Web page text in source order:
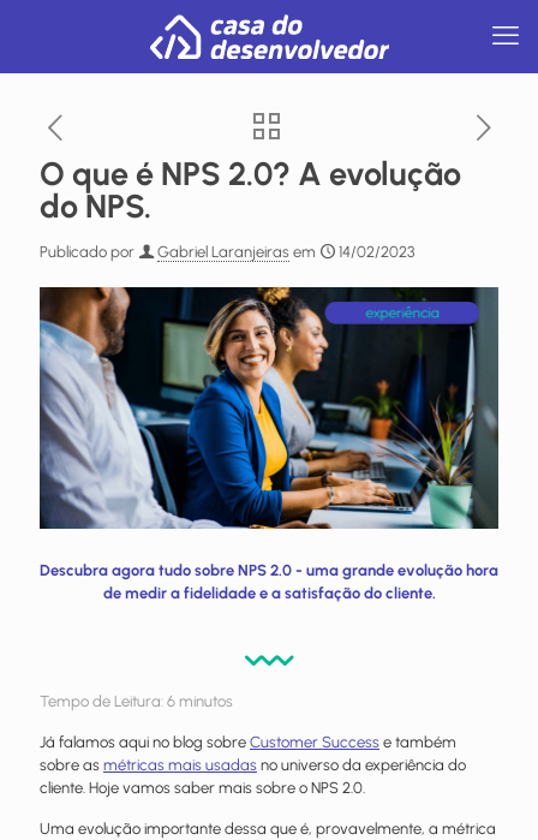
O que é NPS 2.0? A evolução
do NPS.
Publicado por Gabriel Laranjeiras em 14/02/2023
Descubra agora tudo sobre NPS 2.0 - uma grande evolução hora
de medir a fidelidade e a satisfação do cliente.
Tempo de Leitura: 6 minutos
Já falamos aqui no blog sobre Customer Success e também
sobre as métricas mais usadas no universo da experiência do
cliente. Hoje vamos saber mais sobre o NPS 2.0.
Uma evolução importante dessa que é, provavelmente, a métrica